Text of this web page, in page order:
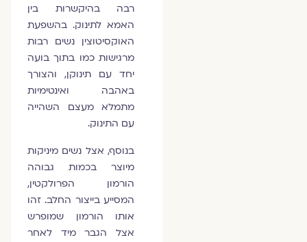
רבה בהיקשרות בין
האמא לתינוק. בהשפעת
האוקסיטוצין נשים רבות
מרגישות כמו בתוך בועה
יחד עם תינוקן, והצורך
באהבה ואינטימיות
מתמלא מעצם השהייה
עם התינוק.
בנוסף, אצל נשים מיניקות
מיוצר בכמות גבוהה
הורמון הפרולקטין,
המסייע בייצור החלב. זהו
אותו הורמון שמופרש
אצל הגבר מיד לאחר